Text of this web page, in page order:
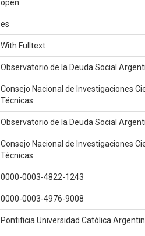
open
es
With Fulltext
Observatorio de la Deuda Social
Consejo Nacional de Investigaciones
Técnicas
Observatorio de la Deuda Social
Consejo Nacional de Investigaciones
Técnicas
0000-0003-4822-1243
0000-0003-4976-9008
Pontificia Universidad Católica